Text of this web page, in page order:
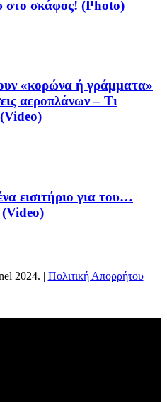
στο σκάφος! (Photo)
«κορώνα ή γράμματα»
αεροπλάνων – Τι
εισιτήριο για του…
(Video)
2024. | Πολιτική Απορρήτου